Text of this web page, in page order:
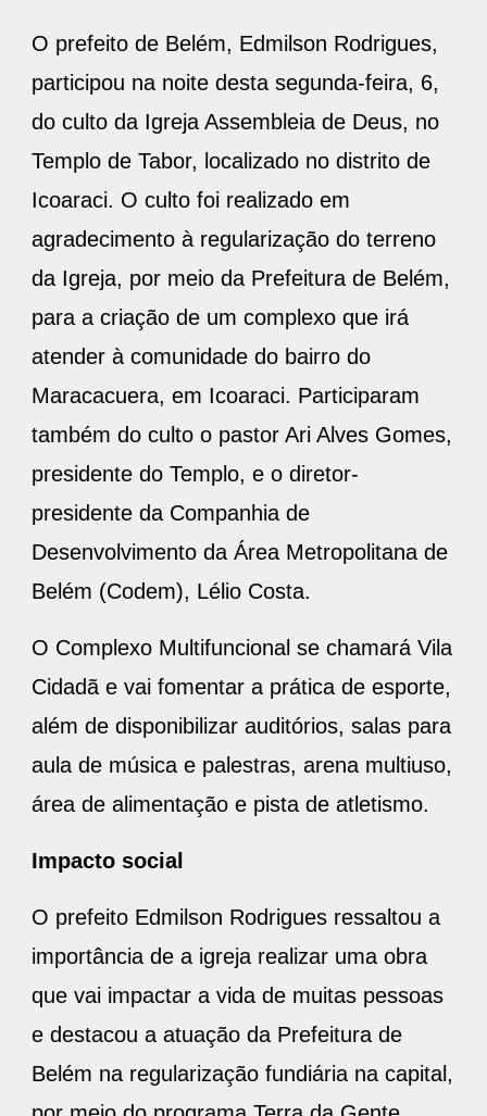
participou na noite desta segunda-feira, 6,
do culto da Igreja Assembleia de Deus, no
Templo de Tabor, localizado no distrito de
Icoaraci. O culto foi realizado em
agradecimento à regularização do terreno
da Igreja, por meio da Prefeitura de Belém,
para a criação de um complexo que irá
atender à comunidade do bairro do
Maracacuera, em Icoaraci. Participaram
também do culto o pastor Ari Alves Gomes,
presidente do Templo, e o diretor-
presidente da Companhia de
Desenvolvimento da Área Metropolitana de
Belém (Codem), Lélio Costa.
Cidadã e vai fomentar a prática de esporte,
além de disponibilizar auditórios, salas para
aula de música e palestras, arena multiuso,
área de alimentação e pista de atletismo.
importância de a igreja realizar uma obra
que vai impactar a vida de muitas pessoas
e destacou a atuação da Prefeitura de
Belém na regularização fundiária na capital,
por meio do programa Terra da Gente.